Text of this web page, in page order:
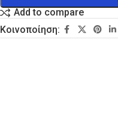
Add to compare
Κοινοποίηση: